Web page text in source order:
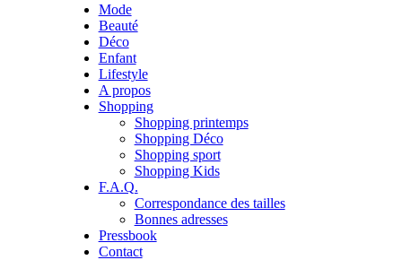
Mode
Beauté
Déco
Enfant
Lifestyle
A propos
Shopping
Shopping printemps
Shopping Déco
Shopping sport
Shopping Kids
F.A.Q.
Correspondance des tailles
Bonnes adresses
Pressbook
Contact